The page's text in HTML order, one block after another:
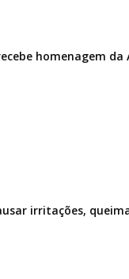
homenagem da
irritações,